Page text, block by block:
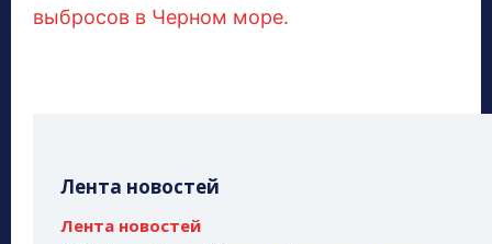
выбросов в Черном море.
Лента новостей
Лента новостей